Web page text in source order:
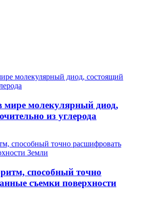
мире молекулярный диод,
из углерода
способный точно
съемки поверхности